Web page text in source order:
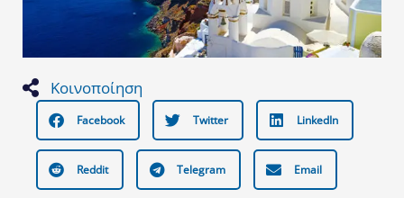
Κοινοποίηση
Facebook Twitter LinkedIn
Reddit Telegram Email